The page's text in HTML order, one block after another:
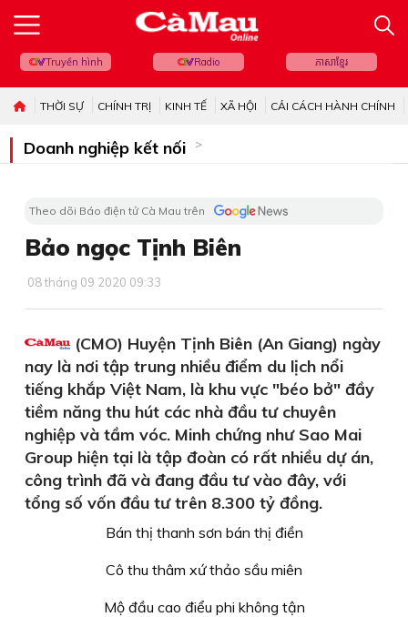
Truyền hình Radio ភាសាខ្មែរ
THỜI SỰ CHÍNH TRỊ KINH TẾ XÃ HỘI CẢI CÁCH HÀNH CHÍNH
Doanh nghiệp kết nối
Theo dõi Báo điện tử Cà Mau trên
Bảo ngọc Tịnh Biên
08 tháng 09 2020 09:33
(CMO) Huyện Tịnh Biên (An Giang) ngày
nay là nơi tập trung nhiều điểm du lịch nổi
tiếng khắp Việt Nam, là khu vực "béo bở" đầy
tiềm năng thu hút các nhà đầu tư chuyên
nghiệp và tầm vóc. Minh chứng như Sao Mai
Group hiện tại là tập đoàn có rất nhiều dự án,
công trình đã và đang đầu tư vào đây, với
tổng số vốn đầu tư trên 8.300 tỷ đồng.
Bán thị thanh sơn bán thị điền
Cô thu thâm xứ thảo sầu miên
Mộ đầu cao điểu phi không tận